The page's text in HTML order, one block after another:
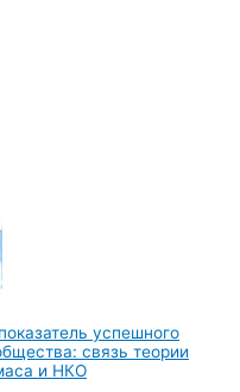
успешного
связь теории
и НКО